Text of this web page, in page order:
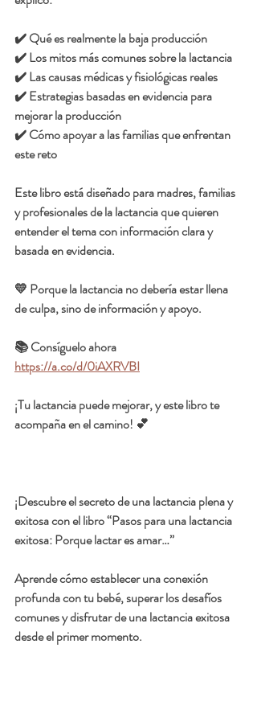
✔️ Qué es realmente la baja producción
✔️ Los mitos más comunes sobre la lactancia
✔️ Las causas médicas y fisiológicas reales
✔️ Estrategias basadas en evidencia para
mejorar la producción
✔️ Cómo apoyar a las familias que enfrentan
este reto
Este libro está diseñado para madres, familias
y profesionales de la lactancia que quieren
entender el tema con información clara y
basada en evidencia.
💛 Porque la lactancia no debería estar llena
de culpa, sino de información y apoyo.
📚 Consíguelo ahora
https://a.co/d/0iAXRVBI
¡Tu lactancia puede mejorar, y este libro te
acompaña en el camino! 💕
¡Descubre el secreto de una lactancia plena y
exitosa con el libro “Pasos para una lactancia
exitosa: Porque lactar es amar…”
Aprende cómo establecer una conexión
profunda con tu bebé, superar los desafíos
comunes y disfrutar de una lactancia exitosa
desde el primer momento.